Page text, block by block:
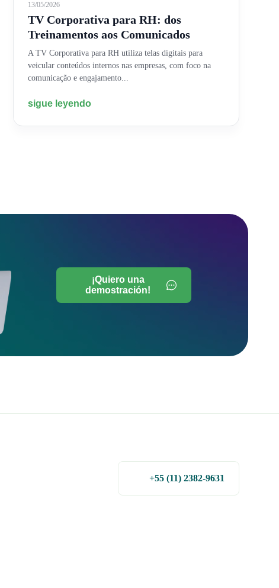
13/05/2026
TV Corporativa para RH: dos
Treinamentos aos Comunicados
A TV Corporativa para RH utiliza telas digitais para
veicular conteúdos internos nas empresas, com foco na
comunicação e engajamento...
sigue leyendo
¡Quiero una
demostración!
+55 (11) 2382-9631